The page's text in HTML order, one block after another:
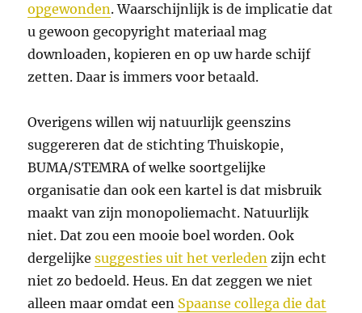
opgewonden. Waarschijnlijk is de implicatie dat
u gewoon gecopyright materiaal mag
downloaden, kopieren en op uw harde schijf
zetten. Daar is immers voor betaald.
Overigens willen wij natuurlijk geenszins
suggereren dat de stichting Thuiskopie,
BUMA/STEMRA of welke soortgelijke
organisatie dan ook een kartel is dat misbruik
maakt van zijn monopoliemacht. Natuurlijk
niet. Dat zou een mooie boel worden. Ook
dergelijkesuggesties uit het verleden zijn echt
niet zo bedoeld. Heus. En dat zeggen we niet
alleen maar omdat een Spaanse collega die dat